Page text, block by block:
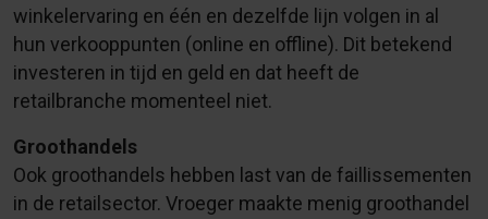
winkelervaring en één en dezelfde lijn volgen in al
hun verkooppunten (online en offline). Dit betekend
investeren in tijd en geld en dat heeft de
retailbranche momenteel niet.
Groothandels
Ook groothandels hebben last van de faillissementen
in de retailsector. Vroeger maakte menig groothandel